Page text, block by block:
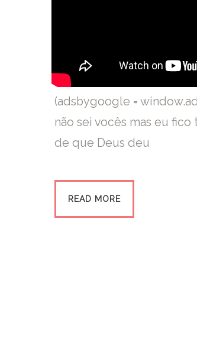
(adsbygoogle =
não sei vocês mas eu
de que Deus deu
READ MORE